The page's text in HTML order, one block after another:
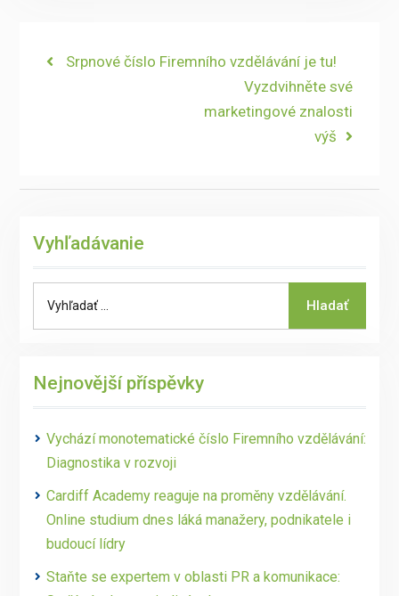
Navigace
Previous
Srpnové číslo Firemního vzdělávání je tu!
Next
post:
Vyzdvihněte své
marketingové znalosti
výš
Vyhľadávanie
Hladať
Nejnovější příspěvky
Vychází monotematické číslo Firemního vzdělávání:
Diagnostika v rozvoji
Cardiff Academy reaguje na proměny vzdělávání.
Online studium dnes láká manažery, podnikatele i
budoucí lídry
Staňte se expertem v oblasti PR a komunikace: